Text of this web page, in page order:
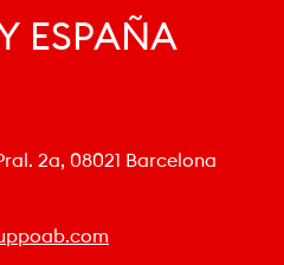
ESPAÑA
2a, 08021 Barcelona